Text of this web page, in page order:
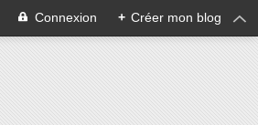
Connexion + Créer mon blog